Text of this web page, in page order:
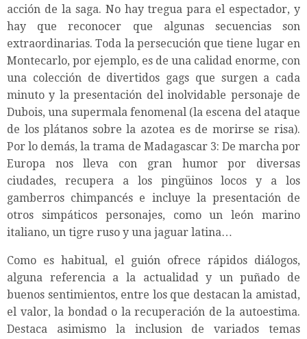
acción de la saga. No hay tregua para el espectador, y
hay que reconocer que algunas secuencias son
extraordinarias. Toda la persecución que tiene lugar en
Montecarlo, por ejemplo, es de una calidad enorme, con
una colección de divertidos gags que surgen a cada
minuto y la presentación del inolvidable personaje de
Dubois, una supermala fenomenal (la escena del ataque
de los plátanos sobre la azotea es de morirse se risa).
Por lo demás, la trama de Madagascar 3: De marcha por
Europa nos lleva con gran humor por diversas
ciudades, recupera a los pingüinos locos y a los
gamberros chimpancés e incluye la presentación de
otros simpáticos personajes, como un león marino
italiano, un tigre ruso y una jaguar latina…
Como es habitual, el guión ofrece rápidos diálogos,
alguna referencia a la actualidad y un puñado de
buenos sentimientos, entre los que destacan la amistad,
el valor, la bondad o la recuperación de la autoestima.
Destaca asimismo la inclusion de variados temas